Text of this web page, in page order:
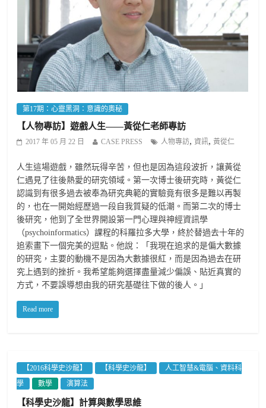
第17期：心靈黑洞：意識的奧秘
【人物專訪】遊戲人生——黃從仁老師專訪
2017 年 05 月 22 日 CASE PRESS 人物專訪,資訊,黃從仁
人生這場遊戲，雖然玩得辛苦，但也是因為這段波折，讓黃從
仁遇見了往後熱愛的研究領域。第一次博士後研究時，黃從仁
認識到有很多過去被奉為研究典範的實驗竟有很多是難以再製
的，也在一開始經歷過一段自我質疑的低潮。而第二次的博士
後研究，他到了全世界開設第一門心理與神經資訊學
（psychoinformatics）課程的科羅拉多大學，終於替過去十年的
追索畫下一個完美的逗點。他說：「我現在追求的是偏大數據
的研究，主要的動機不是因為大數據很紅，而是因為過去在研
究上遇到的挫折。我希望能夠選擇盡量減少偏誤、貼近真實的
方式，不要誤導想由我的研究基礎往下做的後人。」
Read more
【2016科學史沙龍】 【科學史沙龍】
人工智慧&電腦、資料科
學
數學 演算法
【科學史沙龍】計算與數學思維